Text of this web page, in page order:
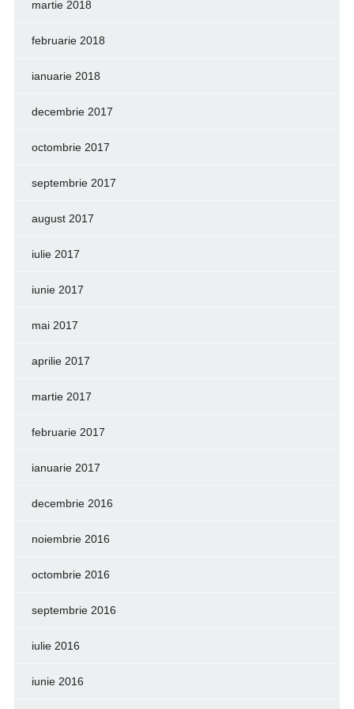
martie 2018
februarie 2018
ianuarie 2018
decembrie 2017
octombrie 2017
septembrie 2017
august 2017
iulie 2017
iunie 2017
mai 2017
aprilie 2017
martie 2017
februarie 2017
ianuarie 2017
decembrie 2016
noiembrie 2016
octombrie 2016
septembrie 2016
iulie 2016
iunie 2016